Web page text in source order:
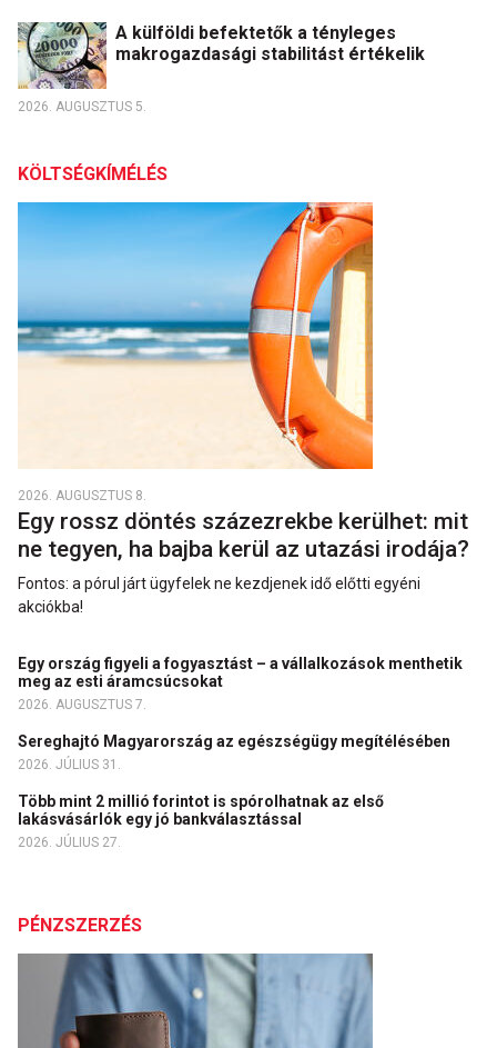
A külföldi befektetők a tényleges
makrogazdasági stabilitást értékelik
2026. AUGUSZTUS 5.
KÖLTSÉGKÍMÉLÉS
2026. AUGUSZTUS 8.
Egy rossz döntés százezrekbe kerülhet: mit
ne tegyen, ha bajba kerül az utazási irodája?
Fontos: a pórul járt ügyfelek ne kezdjenek idő előtti egyéni
akciókba!
Egy ország figyeli a fogyasztást – a vállalkozások menthetik
meg az esti áramcsúcsokat
2026. AUGUSZTUS 7.
Sereghajtó Magyarország az egészségügy megítélésében
2026. JÚLIUS 31.
Több mint 2 millió forintot is spórolhatnak az első
lakásvásárlók egy jó bankválasztással
2026. JÚLIUS 27.
PÉNZSZERZÉS